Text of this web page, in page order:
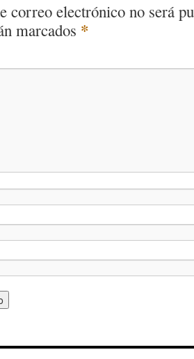
correo electrónico no será
marcados *